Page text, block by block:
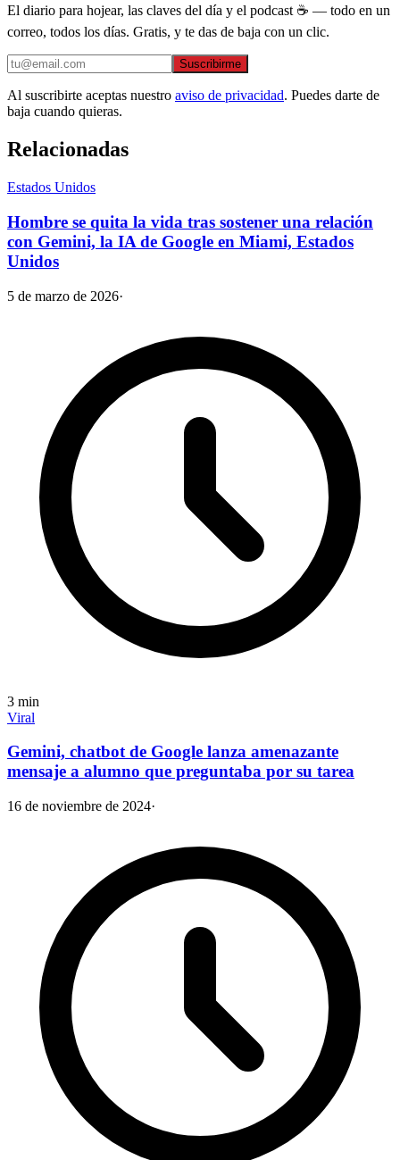
El diario para hojear, las claves del día y el podcast ☕ — todo en un
correo, todos los días. Gratis, y te das de baja con un clic.
Suscribirme
Al suscribirte aceptas nuestro aviso de privacidad. Puedes darte de
baja cuando quieras.
Relacionadas
Estados Unidos
Hombre se quita la vida tras sostener una relación
con Gemini, la IA de Google en Miami, Estados
Unidos
5 de marzo de 2026·
3 min
Viral
Gemini, chatbot de Google lanza amenazante
mensaje a alumno que preguntaba por su tarea
16 de noviembre de 2024·